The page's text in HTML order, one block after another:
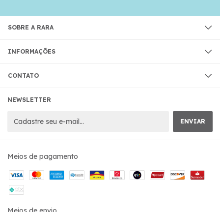
SOBRE A RARA
INFORMAÇÕES
CONTATO
NEWSLETTER
Meios de pagamento